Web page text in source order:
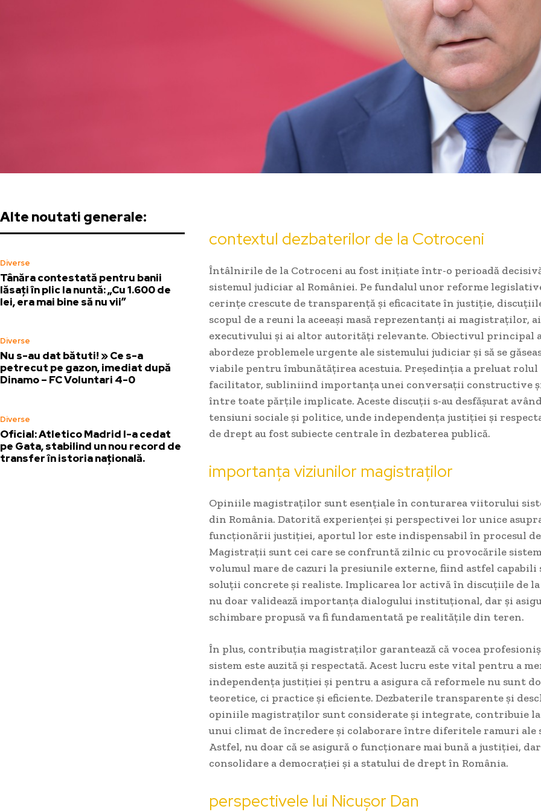
Alte noutati generale:
Diverse
Tânăra contestată pentru banii
lăsați în plic la nuntă: „Cu 1.600 de
lei, era mai bine să nu vii”
Diverse
Nu s-au dat bătuti! » Ce s-a
petrecut pe gazon, imediat după
Dinamo – FC Voluntari 4-0
Diverse
Oficial: Atletico Madrid l-a cedat
pe Gata, stabilind un nou record de
transfer în istoria națională.
contextul dezbaterilor de la Cotroceni
Întâlnirile de la Cotroceni au fost inițiate într-o perioadă
sistemul judiciar al României. Pe fundalul unor reforme
cerințe crescute de transparență și eficacitate în justiție,
scopul de a reuni la aceeași masă reprezentanți ai magistraților, ai
executivului și ai altor autorități relevante. Obiectivul principal a
abordeze problemele urgente ale sistemului judiciar și să se
viabile pentru îmbunătățirea acestuia. Președinția a preluat rolul
facilitator, subliniind importanța unei conversații constructive
între toate părțile implicate. Aceste discuții s-au desfășurat
tensiuni sociale și politice, unde independența justiției și
de drept au fost subiecte centrale în dezbaterea publică.
importanța viziunilor magistraților
Opiniile magistraților sunt esențiale în conturarea viitorului
din România. Datorită experienței și perspectivei lor unice
funcționării justiției, aportul lor este indispensabil în procesul
Magistrații sunt cei care se confruntă zilnic cu provocările
volumul mare de cazuri la presiunile externe, fiind astfel capabili
soluții concrete și realiste. Implicarea lor activă în discuțiile de
nu doar validează importanța dialogului instituțional, dar și
schimbare propusă va fi fundamentată pe realitățile din teren.
În plus, contribuția magistraților garantează că vocea
sistem este auzită și respectată. Acest lucru este vital pentru a
independența justiției și pentru a asigura că reformele nu sunt
teoretice, ci practice și eficiente. Dezbaterile transparente și
opiniile magistraților sunt considerate și integrate, contribuie la
unui climat de încredere și colaborare între diferitele ramuri ale
Astfel, nu doar că se asigură o funcționare mai bună a justiției,
consolidare a democrației și a statului de drept în România.
perspectivele lui Nicușor Dan